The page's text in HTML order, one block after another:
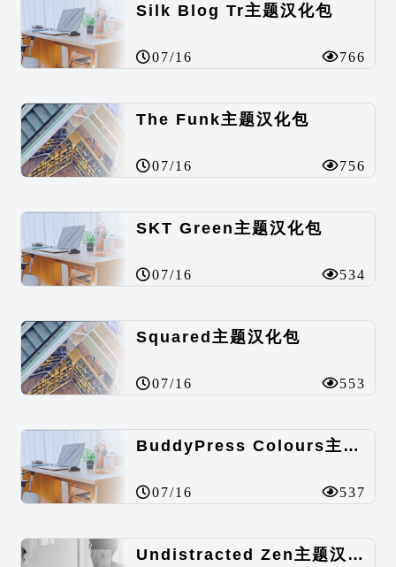
Silk Blog Tr主题汉化包
07/16 766
The Funk主题汉化包
07/16 756
SKT Green主题汉化包
07/16 534
Squared主题汉化包
07/16 553
BuddyPress Colours主题汉化包
07/16 537
Undistracted Zen主题汉化包